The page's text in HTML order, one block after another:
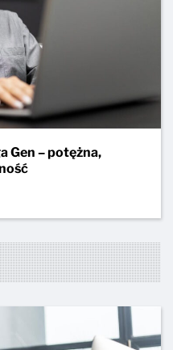
Gen – potężna,